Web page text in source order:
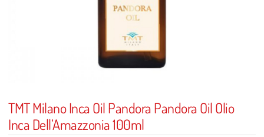
TMT Milano Inca Oil Pandora Pandora Oil Olio
Inca Dell’Amazzonia 100ml